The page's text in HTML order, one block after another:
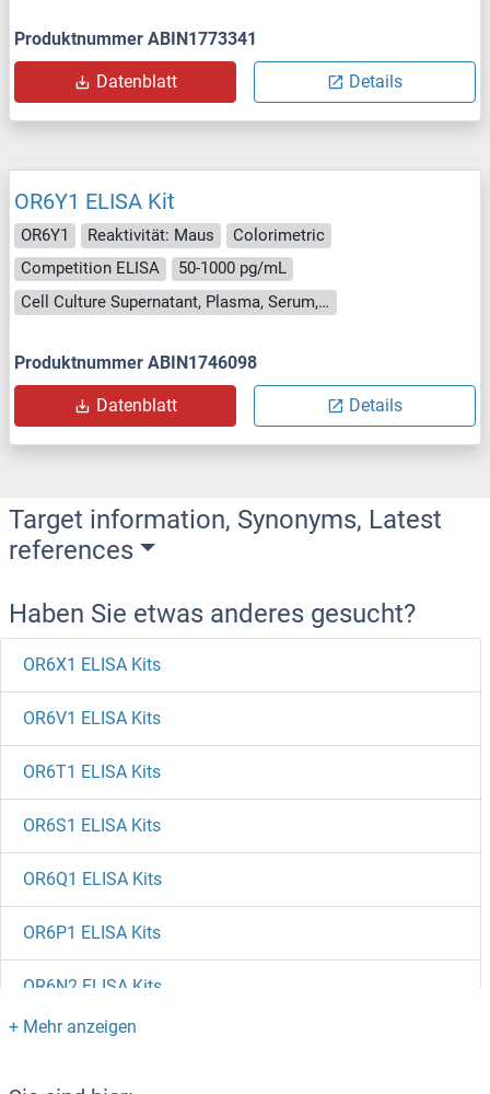
Produktnummer ABIN1773341
Datenblatt Details
OR6Y1 ELISA Kit
OR6Y1 Reaktivität: Maus
Colorimetric
Competition ELISA
50-1000 pg/mL
Cell Culture Supernatant, Plasma, Serum, Tissue Homogenate
Produktnummer ABIN1746098
Datenblatt Details
Target information, Synonyms, Latest
references
Haben Sie etwas anderes gesucht?
OR6X1 ELISA Kits
OR6V1 ELISA Kits
OR6T1 ELISA Kits
OR6S1 ELISA Kits
OR6Q1 ELISA Kits
OR6P1 ELISA Kits
OR6N2 ELISA Kits
OR6N1 ELISA Kits